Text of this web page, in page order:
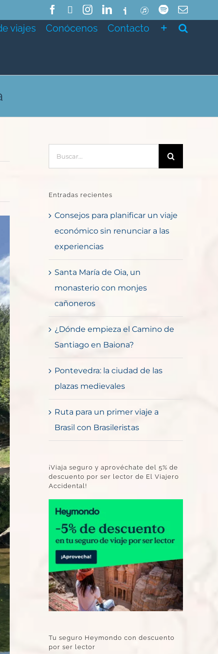
FacebookInstagramLinkedIn
IvooxITunesSpotifyCorreo
viajes Conócenos Contacto
Entradas recientes
Consejos para planificar un viaje
económico sin renunciar a las
experiencias
Santa María de Oia, un
monasterio con monjes
cañoneros
¿Dónde empieza el Camino de
Santiago en Baiona?
Pontevedra: la ciudad de las
plazas medievales
Ruta para un primer viaje a
Brasil con Brasileristas
¡Viaja seguro y aprovéchate del 5% de
descuento por ser lector de El Viajero
Accidental!
Tu seguro Heymondo con descuento
por ser lector